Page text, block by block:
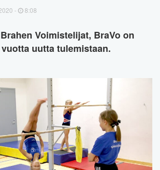
- 8:08
Voimistelijat, BraVo on
uutta tulemistaan.